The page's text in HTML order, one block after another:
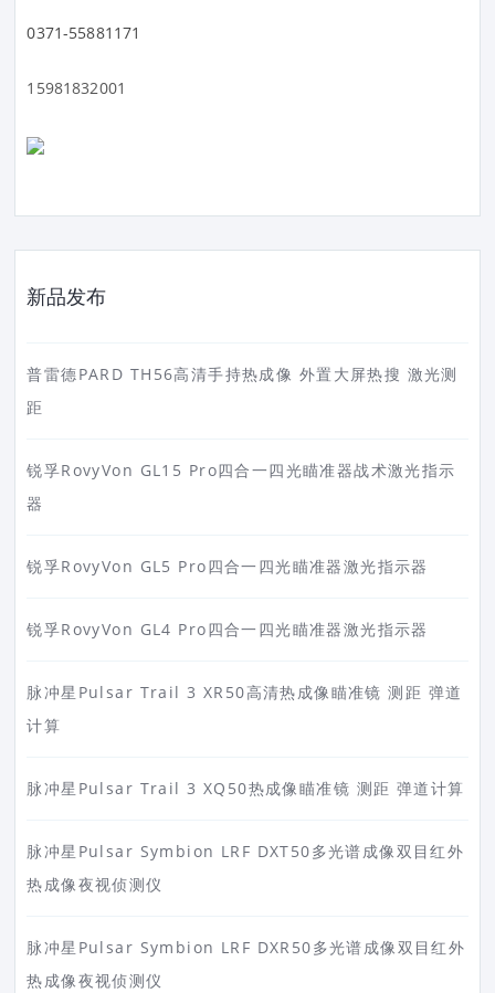
0371-55881171
15981832001
新品发布
普雷德PARD TH56高清手持热成像 外置大屏热搜 激光测
距
锐孚RovyVon GL15 Pro四合一四光瞄准器战术激光指示
器
锐孚RovyVon GL5 Pro四合一四光瞄准器激光指示器
锐孚RovyVon GL4 Pro四合一四光瞄准器激光指示器
脉冲星Pulsar Trail 3 XR50高清热成像瞄准镜 测距 弹道
计算
脉冲星Pulsar Trail 3 XQ50热成像瞄准镜 测距 弹道计算
脉冲星Pulsar Symbion LRF DXT50多光谱成像双目红外
热成像夜视侦测仪
脉冲星Pulsar Symbion LRF DXR50多光谱成像双目红外
热成像夜视侦测仪